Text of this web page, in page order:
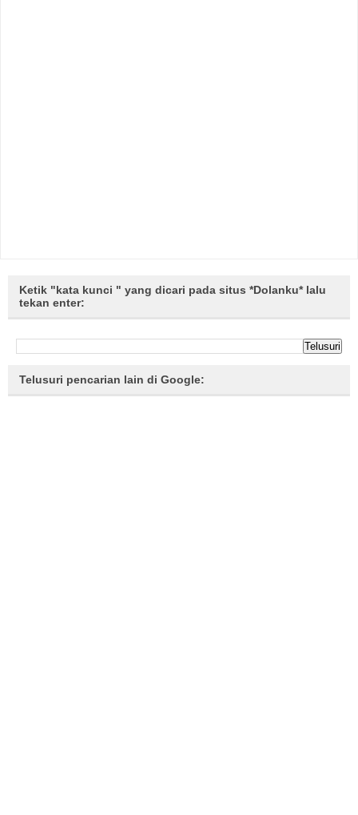
Ketik "kata kunci " yang dicari pada situs *Dolanku* lalu
tekan enter:
Telusuri pencarian lain di Google: